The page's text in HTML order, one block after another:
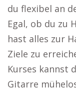
du flexibel an
Egal, ob du zu
hast alles zur
Ziele zu
Kurses kannst
Gitarre